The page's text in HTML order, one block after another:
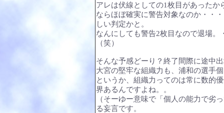
アレは伏線としての1枚目があった
ならほぼ確実に警告対象なのか・・
しい判定かと。
なんにしても警告2枚目なので退場
（笑）
そんな予感どーり？終了間際に途中
大宮の堅牢な組織力も、浦和の選手
というか、組織力ってのは常に数的
界あるんですよね。。
（そーゆー意味で「個人の能力で劣
る妄言です。